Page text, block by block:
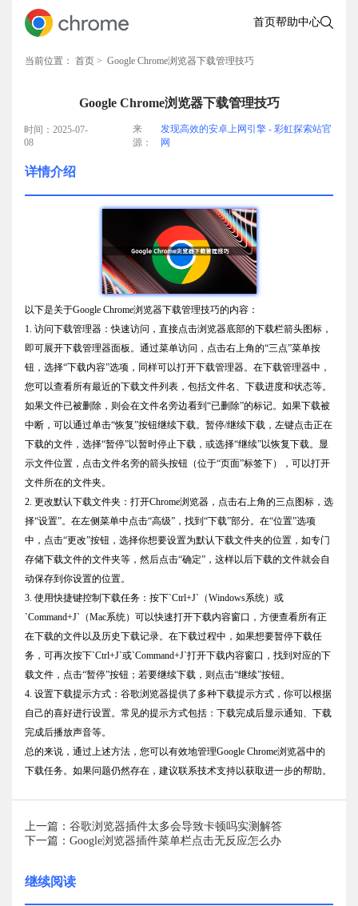
首页帮助中心
当前位置： 首页 > Google Chrome浏览器下载管理技巧
Google Chrome浏览器下载管理技巧
时间：2025-07-
08
来
源：
发现高效的安卓上网引擎 - 彩虹探索站官
网
详情介绍
以下是关于Google Chrome浏览器下载管理技巧的内容：
1. 访问下载管理器：快速访问，直接点击浏览器底部的下载栏箭头图标，
即可展开下载管理器面板。通过菜单访问，点击右上角的“三点”菜单按
钮，选择“下载内容”选项，同样可以打开下载管理器。在下载管理器中，
您可以查看所有最近的下载文件列表，包括文件名、下载进度和状态等。
如果文件已被删除，则会在文件名旁边看到“已删除”的标记。如果下载被
中断，可以通过单击“恢复”按钮继续下载。暂停/继续下载，左键点击正在
下载的文件，选择“暂停”以暂时停止下载，或选择“继续”以恢复下载。显
示文件位置，点击文件名旁的箭头按钮（位于“页面”标签下），可以打开
文件所在的文件夹。
2. 更改默认下载文件夹：打开Chrome浏览器，点击右上角的三点图标，选
择“设置”。在左侧菜单中点击“高级”，找到“下载”部分。在“位置”选项
中，点击“更改”按钮，选择你想要设置为默认下载文件夹的位置，如专门
存储下载文件的文件夹等，然后点击“确定”，这样以后下载的文件就会自
动保存到你设置的位置。
3. 使用快捷键控制下载任务：按下`Ctrl+J`（Windows系统）或
`Command+J`（Mac系统）可以快速打开下载内容窗口，方便查看所有正
在下载的文件以及历史下载记录。在下载过程中，如果想要暂停下载任
务，可再次按下`Ctrl+J`或`Command+J`打开下载内容窗口，找到对应的下
载文件，点击“暂停”按钮；若要继续下载，则点击“继续”按钮。
4. 设置下载提示方式：谷歌浏览器提供了多种下载提示方式，你可以根据
自己的喜好进行设置。常见的提示方式包括：下载完成后显示通知、下载
完成后播放声音等。
总的来说，通过上述方法，您可以有效地管理Google Chrome浏览器中的
下载任务。如果问题仍然存在，建议联系技术支持以获取进一步的帮助。
上一篇：谷歌浏览器插件太多会导致卡顿吗实测解答
下一篇：Google浏览器插件菜单栏点击无反应怎么办
继续阅读